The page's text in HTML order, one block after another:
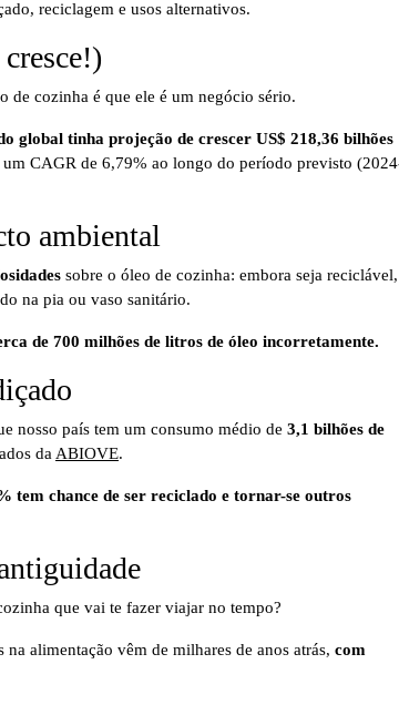
de cozinha é que ele é um negócio sério.
global tinha projeção de crescer US$ 218,36 bilhões
um CAGR de 6,79% ao longo do período previsto
ambiental
sobre o óleo de cozinha: embora seja reciclável,
na pia ou vaso sanitário.
de 700 milhões de litros de óleo incorretamente.
nosso país tem um consumo médio de 3,1 bilhões de
da ABIOVE.
tem chance de ser reciclado e tornar-se outros
que vai te fazer viajar no tempo?
alimentação vêm de milhares de anos atrás, com